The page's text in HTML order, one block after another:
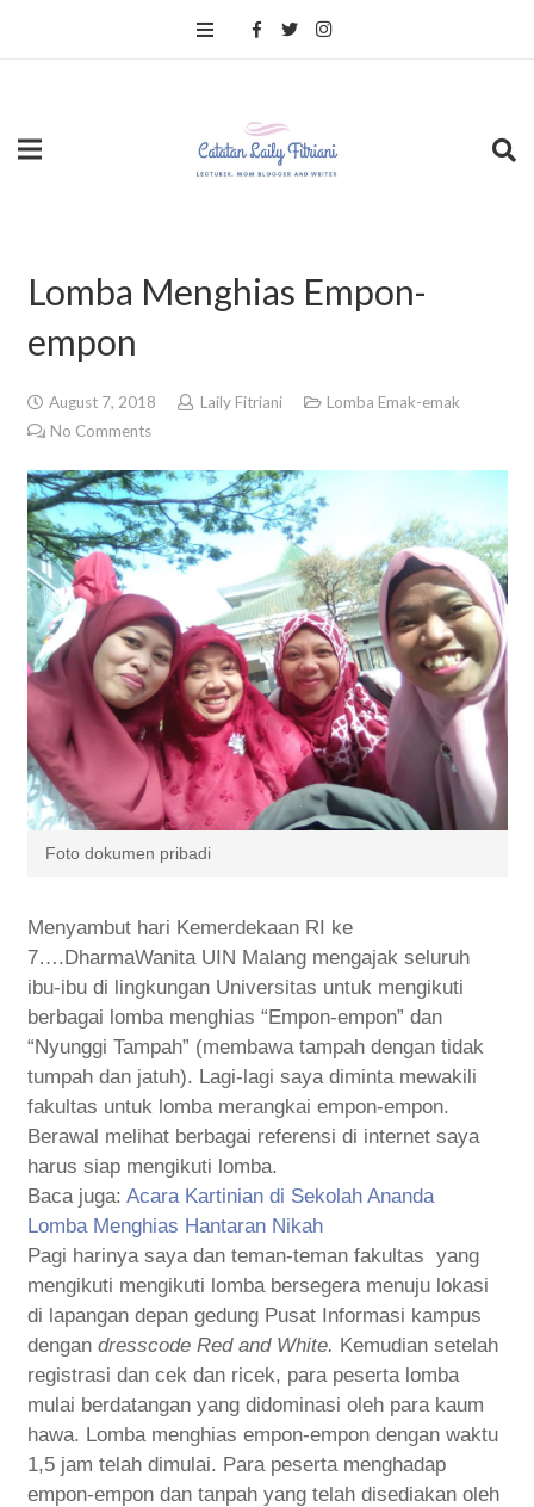
Lomba Menghias Empon-
empon
August 7, 2018 Laily Fitriani
Lomba Emak-emak
No Comments
Foto dokumen pribadi
Menyambut hari Kemerdekaan RI ke
7….DharmaWanita UIN Malang mengajak seluruh
ibu-ibu di lingkungan Universitas untuk mengikuti
berbagai lomba menghias “Empon-empon” dan
“Nyunggi Tampah” (membawa tampah dengan tidak
tumpah dan jatuh). Lagi-lagi saya diminta mewakili
fakultas untuk lomba merangkai empon-empon.
Berawal melihat berbagai referensi di internet saya
harus siap mengikuti lomba.
Baca juga: Acara Kartinian di Sekolah Ananda
Lomba Menghias Hantaran Nikah
Pagi harinya saya dan teman-teman fakultas yang
mengikuti mengikuti lomba bersegera menuju lokasi
di lapangan depan gedung Pusat Informasi kampus
dengan dresscode Red and White. Kemudian setelah
registrasi dan cek dan ricek, para peserta lomba
mulai berdatangan yang didominasi oleh para kaum
hawa. Lomba menghias empon-empon dengan waktu
1,5 jam telah dimulai. Para peserta menghadap
empon-empon dan tanpah yang telah disediakan oleh